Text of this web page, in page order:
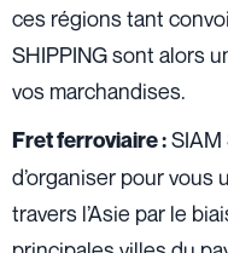
ces régions tant
SHIPPING sont alors
vos marchandises.
Fret ferroviaire :SIAM
d’organiser pour vous
travers l’Asie par le